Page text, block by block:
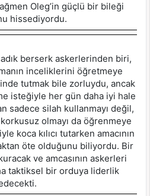
Oleg’in güçlü bir bileği
hissediyordu.
berserk askerlerinden biri,
inceliklerini öğretmeye
tutmak bile zorluydu, ancak
isteğiyle her gün daha iyi hale
sadece silah kullanmayı değil,
olmayı da öğrenmeye
koca kılıcı tutarken amacının
öte olduğunu biliyordu. Bir
ve amcasının askerleri
taktiksel bir orduya liderlik